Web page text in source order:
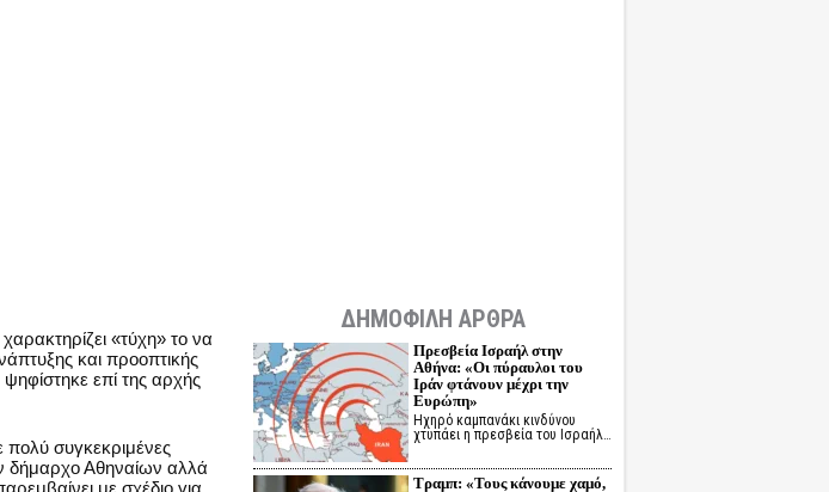
«τύχη» το να
και προοπτικής
επί της αρχής
συγκεκριμένες
δήμαρχο Αθηναίων αλλά
με σχέδιο για
ΔΗΜΟΦΙΛΗ ΑΡΘΡΑ
Πρεσβεία Ισραήλ στην
Αθήνα: «Οι πύραυλοι του
Ιράν φτάνουν μέχρι την
Ευρώπη»
Ηχηρό καμπανάκι κινδύνου
χτυπάει η πρεσβεία του Ισραήλ…
Τραμπ: «Τους κάνουμε χαμό,